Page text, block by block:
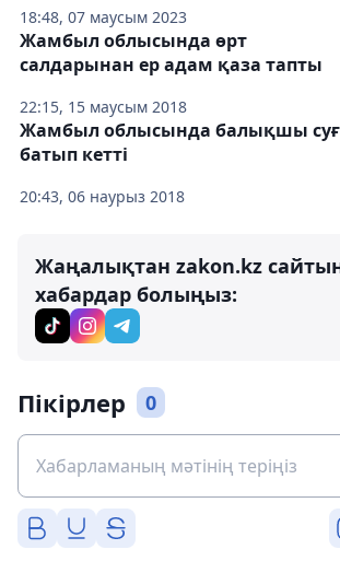
18:48, 07 маусым 2023
22:15, 15 маусым 2018
Жамбыл облысында өрт
салдарынан ер адам қаза тапты
20:43, 06 наурыз 2018
Жамбыл облысында балықшы
батып кетті
Жаңалықтан zakon.kz
хабардар болыңыз:
Пікірлер 0